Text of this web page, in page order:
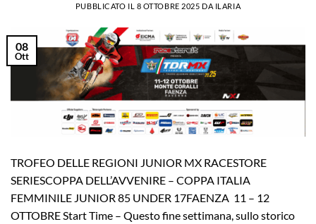
PUBBLICATO IL 8 OTTOBRE 2025 DA ILARIA
08
Ott
TROFEO DELLE REGIONI JUNIOR MX RACESTORE
SERIESCOPPA DELL’AVVENIRE – COPPA ITALIA
FEMMINILE JUNIOR 85 UNDER 17FAENZA 11 – 12
OTTOBRE Start Time – Questo fine settimana, sullo storico